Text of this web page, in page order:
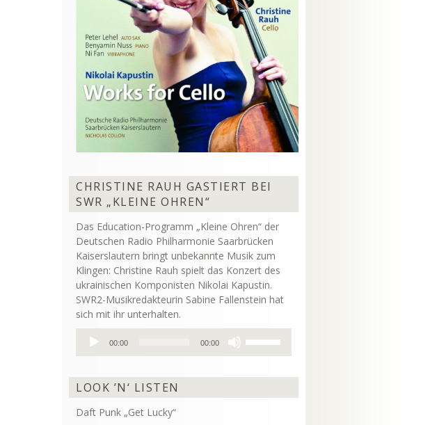
CHRISTINE RAUH GASTIERT BEI
SWR „KLEINE OHREN“
Das Education-Programm „Kleine Ohren“ der
Deutschen Radio Philharmonie Saarbrücken
Kaiserslautern bringt unbekannte Musik zum
Klingen: Christine Rauh spielt das Konzert des
ukrainischen Komponisten Nikolai Kapustin.
SWR2-Musikredakteurin Sabine Fallenstein hat
sich mit ihr unterhalten.
Audio-
Player
00:00 00:00
Hoch/Runter
Lautstärke
LOOK ’N‘ LISTEN
Daft Punk „Get Lucky“